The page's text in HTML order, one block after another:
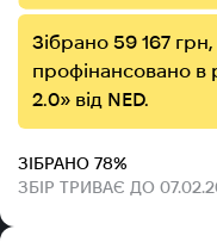
Зібрано 59 167
профінансовано в
2.0» від NED.
ЗІБРАНО 78%
ЗБІР ТРИВАЄ ДО